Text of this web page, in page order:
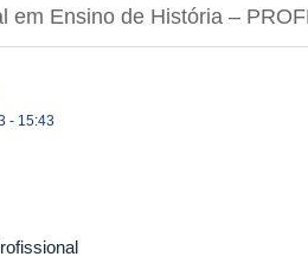
em Ensino de História –
- 15:43